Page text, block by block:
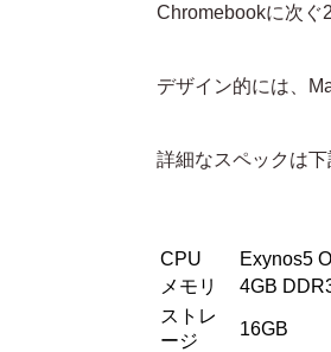
Chromebookに次ぐ
デザイン的には、
詳細なスペックは下
CPU
Exynos5
メモリ
4GB
ストレ
ージ
16GB